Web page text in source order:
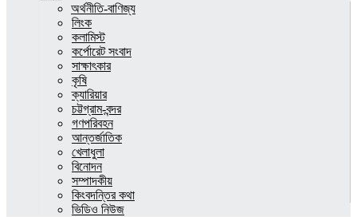
অর্থনীতি-বাণিজ্য
লিংক
কলামিস্ট
কর্পোরেট সংবাদ
সাক্ষাৎকার
কৃষি
ক্যারিয়ার
চট্টগ্রাম-বন্দর
গণপরিবহন
আন্তর্জাতিক
খেলাধুলা
বিনোদন
সম্পাদকীয়
কিংবদন্তির কথা
ভিডিও নিউজ